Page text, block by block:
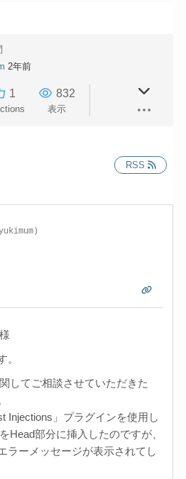
2年前
1 832
表示
RSS
。
してご相談させていただきた
Injections」プラグインを使用し
Head部分に挿入したのですが、
ラーメッセージが表示されてし